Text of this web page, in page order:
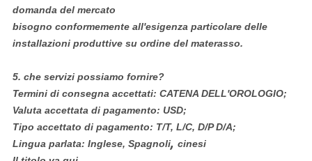
domanda del mercato
bisogno conformemente all'esigenza particolare delle
installazioni produttive su ordine del materasso.
5. che servizi possiamo fornire?
Termini di consegna accettati: CATENA DELL'OROLOGIO;
Valuta accettata di pagamento: USD;
Tipo accettato di pagamento: T/T, L/C, D/P D/A;
Lingua parlata: Inglese, Spagnoli, cinesi